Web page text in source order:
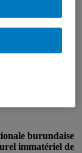
– patrimoine
du
burundaise
immatériel de